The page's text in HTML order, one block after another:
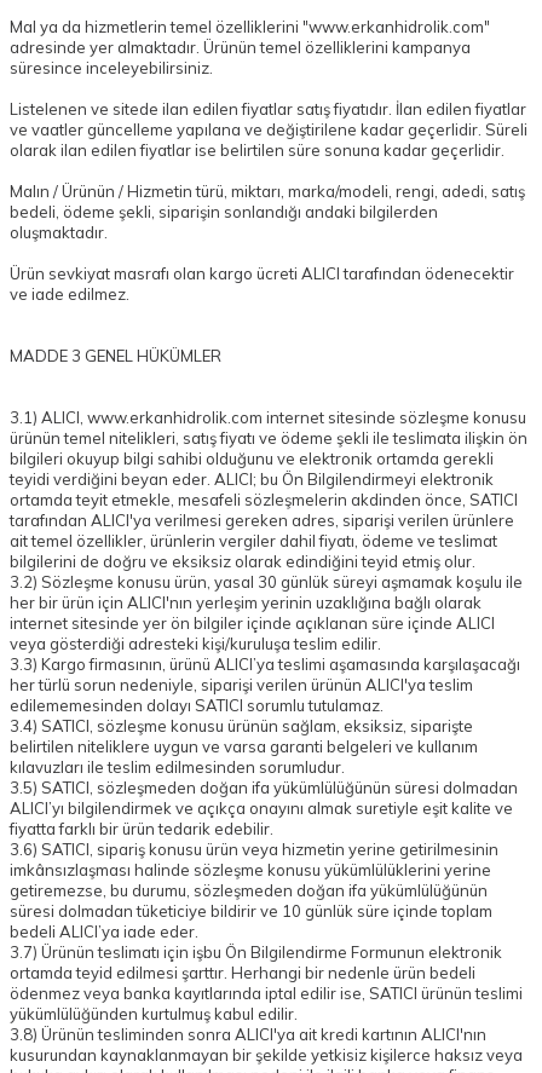
Mal ya da hizmetlerin temel özelliklerini "www.erkanhidrolik.com"
adresinde yer almaktadır. Ürünün temel özelliklerini kampanya
süresince inceleyebilirsiniz.
Listelenen ve sitede ilan edilen fiyatlar satış fiyatıdır. İlan edilen fiyatlar
ve vaatler güncelleme yapılana ve değiştirilene kadar geçerlidir. Süreli
olarak ilan edilen fiyatlar ise belirtilen süre sonuna kadar geçerlidir.
Malın / Ürünün / Hizmetin türü, miktarı, marka/modeli, rengi, adedi, satış
bedeli, ödeme şekli, siparişin sonlandığı andaki bilgilerden
oluşmaktadır.
Ürün sevkiyat masrafı olan kargo ücreti ALICI tarafından ödenecektir
ve iade edilmez.
MADDE 3 GENEL HÜKÜMLER
3.1) ALICI, www.erkanhidrolik.com internet sitesinde sözleşme konusu
ürünün temel nitelikleri, satış fiyatı ve ödeme şekli ile teslimata ilişkin ön
bilgileri okuyup bilgi sahibi olduğunu ve elektronik ortamda gerekli
teyidi verdiğini beyan eder. ALICI; bu Ön Bilgilendirmeyi elektronik
ortamda teyit etmekle, mesafeli sözleşmelerin akdinden önce, SATICI
tarafından ALICI'ya verilmesi gereken adres, siparişi verilen ürünlere
ait temel özellikler, ürünlerin vergiler dahil fiyatı, ödeme ve teslimat
bilgilerini de doğru ve eksiksiz olarak edindiğini teyid etmiş olur.
3.2) Sözleşme konusu ürün, yasal 30 günlük süreyi aşmamak koşulu ile
her bir ürün için ALICI'nın yerleşim yerinin uzaklığına bağlı olarak
internet sitesinde yer ön bilgiler içinde açıklanan süre içinde ALICI
veya gösterdiği adresteki kişi/kuruluşa teslim edilir.
3.3) Kargo firmasının, ürünü ALICI’ya teslimi aşamasında karşılaşacağı
her türlü sorun nedeniyle, siparişi verilen ürünün ALICI'ya teslim
edilememesinden dolayı SATICI sorumlu tutulamaz.
3.4) SATICI, sözleşme konusu ürünün sağlam, eksiksiz, siparişte
belirtilen niteliklere uygun ve varsa garanti belgeleri ve kullanım
kılavuzları ile teslim edilmesinden sorumludur.
3.5) SATICI, sözleşmeden doğan ifa yükümlülüğünün süresi dolmadan
ALICI’yı bilgilendirmek ve açıkça onayını almak suretiyle eşit kalite ve
fiyatta farklı bir ürün tedarik edebilir.
3.6) SATICI, sipariş konusu ürün veya hizmetin yerine getirilmesinin
imkânsızlaşması halinde sözleşme konusu yükümlülüklerini yerine
getiremezse, bu durumu, sözleşmeden doğan ifa yükümlülüğünün
süresi dolmadan tüketiciye bildirir ve 10 günlük süre içinde toplam
bedeli ALICI’ya iade eder.
3.7) Ürünün teslimatı için işbu Ön Bilgilendirme Formunun elektronik
ortamda teyid edilmesi şarttır. Herhangi bir nedenle ürün bedeli
ödenmez veya banka kayıtlarında iptal edilir ise, SATICI ürünün teslimi
yükümlülüğünden kurtulmuş kabul edilir.
3.8) Ürünün tesliminden sonra ALICI'ya ait kredi kartının ALICI'nın
kusurundan kaynaklanmayan bir şekilde yetkisiz kişilerce haksız veya